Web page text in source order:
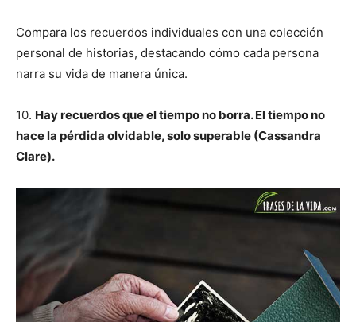
Compara los recuerdos individuales con una colección
personal de historias, destacando cómo cada persona
narra su vida de manera única.
10. Hay recuerdos que el tiempo no borra. El tiempo no
hace la pérdida olvidable, solo superable (Cassandra
Clare).